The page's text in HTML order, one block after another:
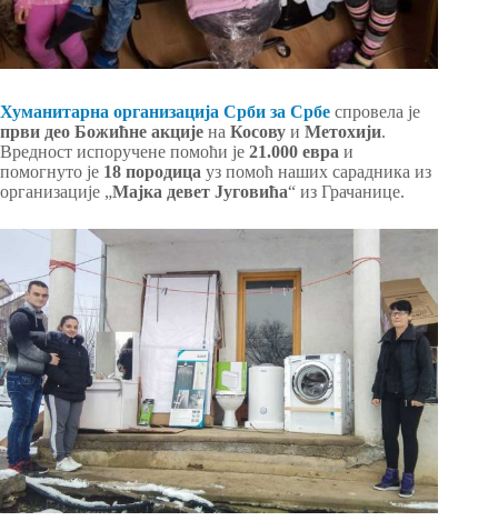
Хуманитарна организација Срби за Србе спровела је
први део Божићне акције на Косову и Метохији.
Вредност испоручене помоћи је 21.000 евра и
помогнуто је 18 породица уз помоћ наших сарадника из
организације „Мајка девет Југовића“ из Грачанице.